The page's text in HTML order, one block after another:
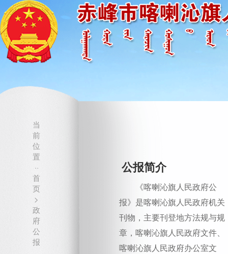
当
前
位
置
··
首
页
>
政
府
公
报
公报简介
《喀喇沁旗人民政府公
报》是喀喇沁旗人民政府机关
刊物，主要刊登地方法规与规
章，喀喇沁旗人民政府文件、
喀喇沁旗人民政府办公室文